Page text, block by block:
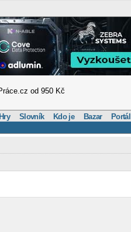
od 950 Kč
Slovník Kdo je Bazar Portál